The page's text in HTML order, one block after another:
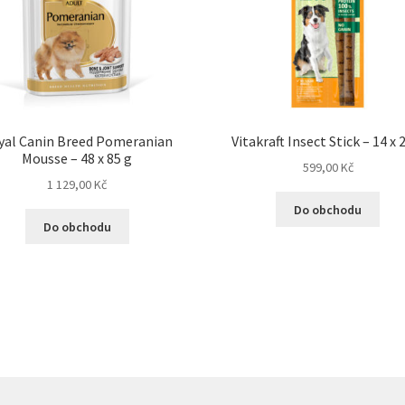
Canin Breed Pomeranian
Mousse – 48 x 85 g
1 129,00Kč
Do obchodu
Vitakraft Insect Stick – 14 x
599,00Kč
Do obchodu